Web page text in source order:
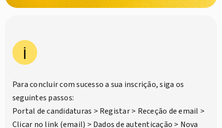
Para concluir com sucesso a sua inscrição, siga os
seguintes passos:
Portal de candidaturas > Registar > Receção de email >
Clicar no link (email) > Dados de autenticação > Nova